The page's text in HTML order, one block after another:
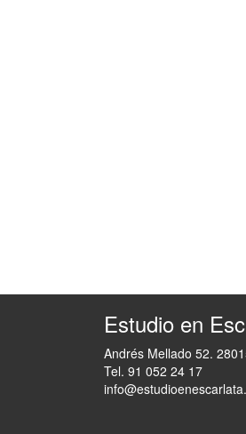
Estudio en
Andrés Mellado 52.
Tel. 91 052 24 17